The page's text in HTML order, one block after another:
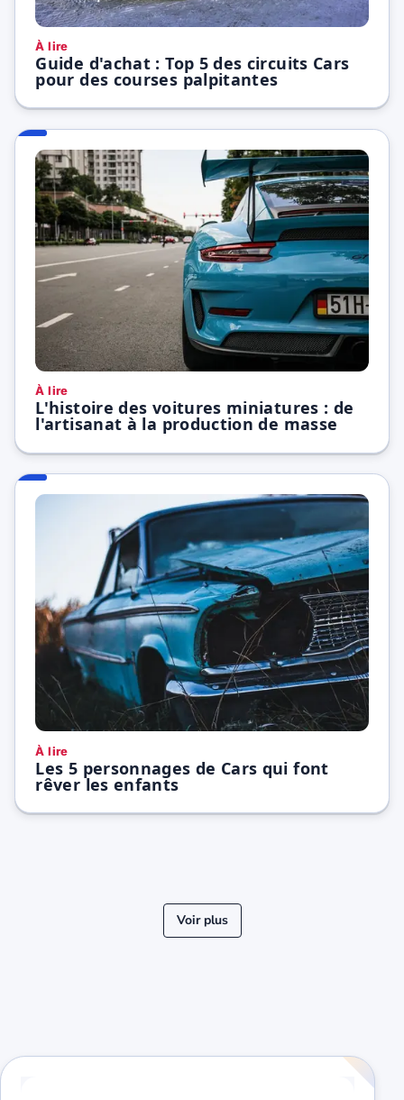
À lire
Guide d'achat : Top 5 des circuits Cars
pour des courses palpitantes
À lire
L'histoire des voitures miniatures : de
l'artisanat à la production de masse
À lire
Les 5 personnages de Cars qui font
rêver les enfants
Voir plus
« Précédent